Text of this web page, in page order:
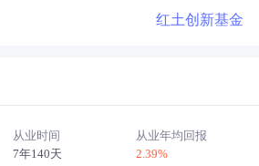
红土创新基金
从业时间
7年140天
从业年均回报
2.39%